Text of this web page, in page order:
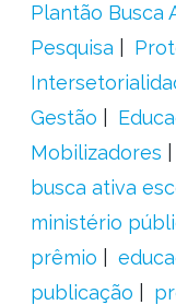
Plantão Busca
Pesquisa
Gestão
Mobilizadores
busca ativa
ministério
prêmio
publicação